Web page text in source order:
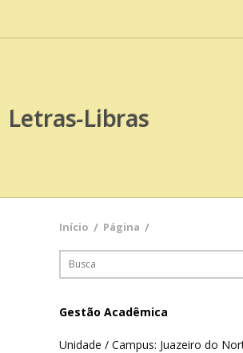
Organograma
Letras-Libras
Início / Página /
Gestão Acadêmica
Unidade / Campus: Juazeiro do